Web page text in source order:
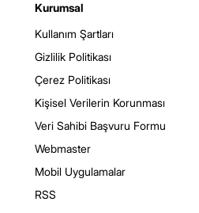
Kurumsal
Kullanım Şartları
Gizlilik Politikası
Çerez Politikası
Kişisel Verilerin Korunması
Veri Sahibi Başvuru Formu
Webmaster
Mobil Uygulamalar
RSS